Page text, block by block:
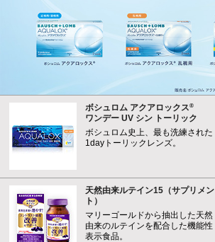
ボシュロム アクアロックス®
ワンデー UV シン トーリック
ボシュロム史上、最も洗練された
1dayトーリックレンズ。
天然由来ルテイン15（サプリメン
ト）
マリーゴールドから抽出した天然
由来のルテインを配合した機能性
表示食品。